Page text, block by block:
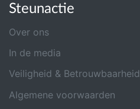
Steunactie
Over ons
In de media
Veiligheid & Betrouwbaarheid
Algemene voorwaarden